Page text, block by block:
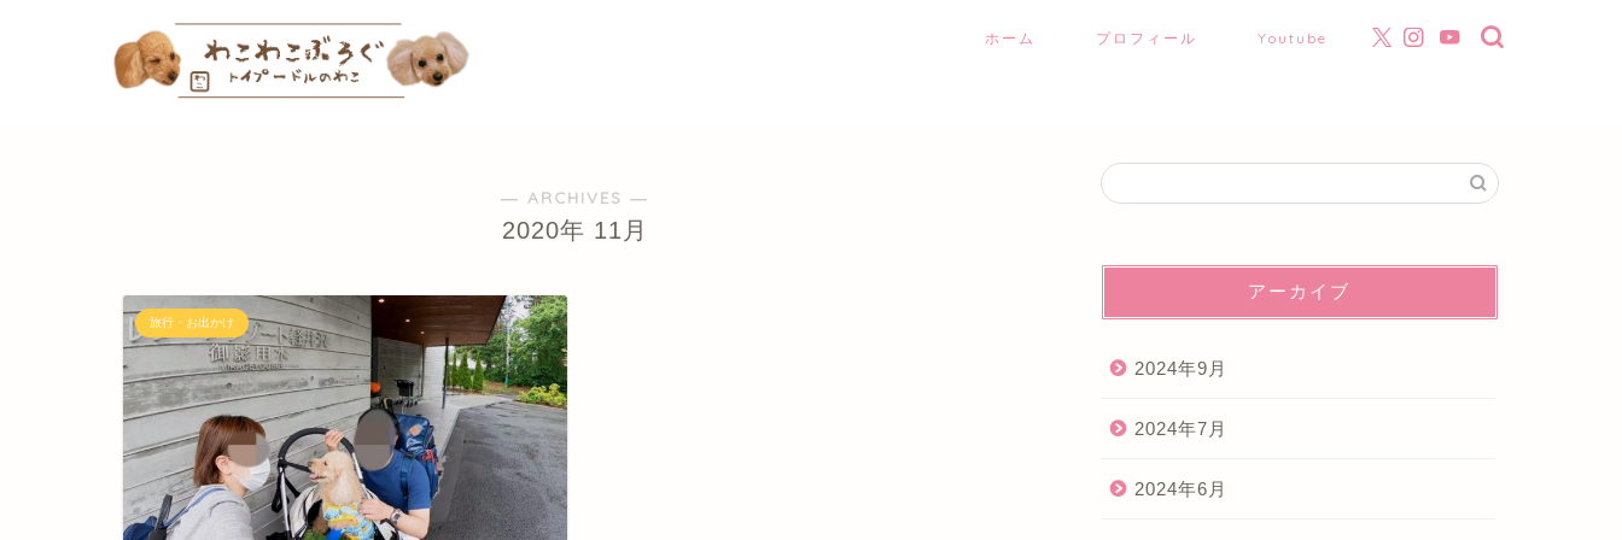
ホーム プロフィール Youtube
― ARCHIVES ―
2020年 11月
旅行・お出かけ
アーカイブ
2024年9月
2024年7月
2024年6月